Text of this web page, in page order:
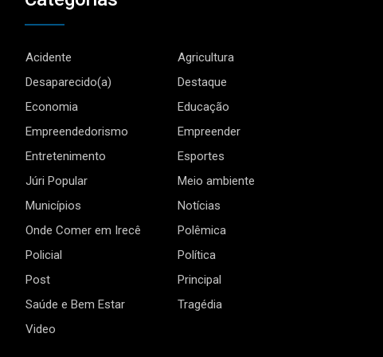
Acidente
Agricultura
Desaparecido(a)
Destaque
Economia
Educação
Empreendedorismo
Empreender
Entretenimento
Esportes
Júri Popular
Meio ambiente
Municípios
Notícias
Onde Comer em Irecê
Polêmica
Policial
Política
Post
Principal
Saúde e Bem Estar
Tragédia
Video